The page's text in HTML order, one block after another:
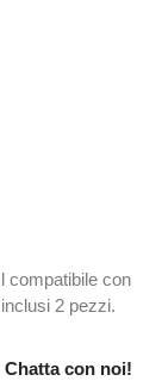
compatibile con
2 pezzi.
Chatta con noi!